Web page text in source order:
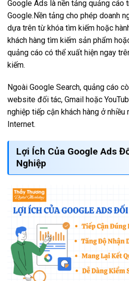
Google Ads là nền tảng quảng cáo
Google.Nền tảng cho phép doanh
dựa trên từ khóa tìm kiếm hoặc
khách hàng tìm kiếm sản phẩm
quảng cáo có thể xuất hiện ngay
kiếm.
Ngoài Google Search, quảng cáo
website đối tác, Gmail hoặc
nghiệp tiếp cận khách hàng ở nhiều
Internet.
Lợi Ích Của Google Ads
Nghiệp